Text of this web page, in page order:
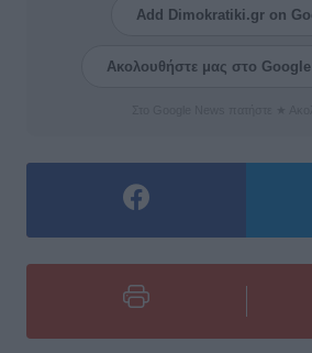
Add Dimokratiki.gr on
Ακολουθήστε μας στο